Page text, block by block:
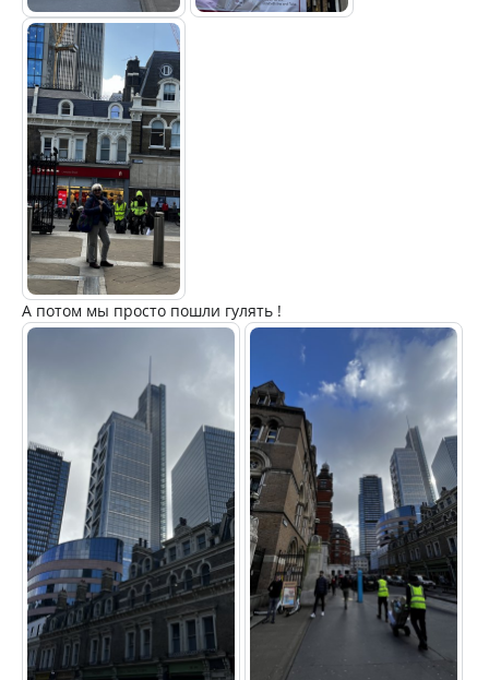
А потом мы просто пошли гулять !